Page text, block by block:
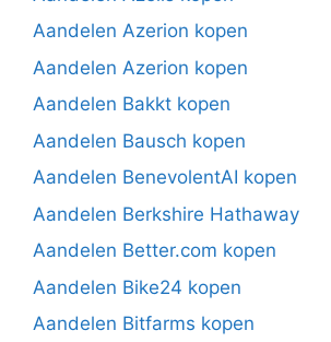
Aandelen Azerion kopen
Aandelen Azerion kopen
Aandelen Bakkt kopen
Aandelen Bausch kopen
Aandelen BenevolentAI kopen
Aandelen Berkshire Hathaway
Aandelen Better.com kopen
Aandelen Bike24 kopen
Aandelen Bitfarms kopen